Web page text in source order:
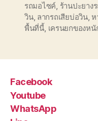
รถมอไซค์, ร้านปะยาง
วิน, ลากรถเสียบ่อวิน,ห
พื้นที่นี้, เครนยกของหนั
Facebook
Youtube
WhatsApp